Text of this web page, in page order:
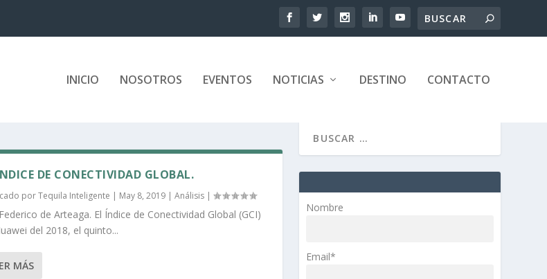
INICIO NOSOTROS EVENTOS NOTICIAS DESTINO CONTACTO
DE CONECTIVIDAD GLOBAL.
porTequila Inteligente | May 8, 2019| Análisis|
de Arteaga. El Índice de Conectividad Global (GCI)
del 2018, el quinto...
MÁS
Nombre
Email*